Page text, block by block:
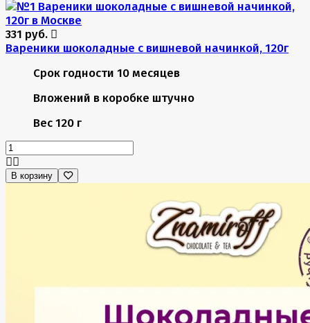
331 руб.
Вареники шоколадные с вишневой начинкой, 120г
Срок годности 10 месяцев
Вложений в коробке штучно
Вес 120 г
В корзину